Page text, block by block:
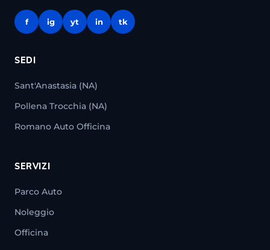
f ig yt in tk
SEDI
Sant'Anastasia (NA)
Pollena Trocchia (NA)
Romano Auto Officina
SERVIZI
Parco Auto
Noleggio
Officina